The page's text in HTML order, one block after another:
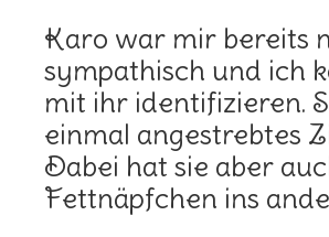
Karo war mir bereits
sympathisch und ich
mit ihr identifizieren.
einmal angestrebtes
Dabei hat sie aber
Fettnäpfchen ins